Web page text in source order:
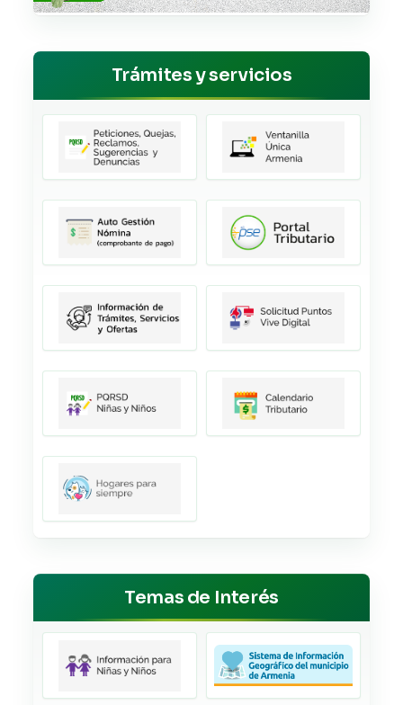
Trámites y servicios
Temas de Interés